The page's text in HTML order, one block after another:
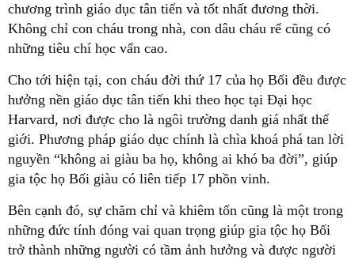
chương trình giáo dục tân tiến và tốt nhất đương thời.
Không chỉ con cháu trong nhà, con dâu cháu rể cũng có
những tiêu chí học vấn cao.
Cho tới hiện tại, con cháu đời thứ 17 của họ Bối đều được
hưởng nền giáo dục tân tiến khi theo học tại Đại học
Harvard, nơi được cho là ngôi trường danh giá nhất thế
giới. Phương pháp giáo dục chính là chìa khoá phá tan lời
nguyền “không ai giàu ba họ, không ai khó ba đời”, giúp
gia tộc họ Bối giàu có liên tiếp 17 phồn vinh.
Bên cạnh đó, sự chăm chỉ và khiêm tốn cũng là một trong
những đức tính đóng vai quan trọng giúp gia tộc họ Bối
trở thành những người có tầm ảnh hưởng và được người